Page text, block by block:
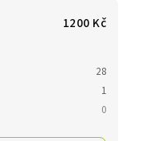
1200 Kč
28
1
0